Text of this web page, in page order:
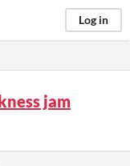
Log in
jam